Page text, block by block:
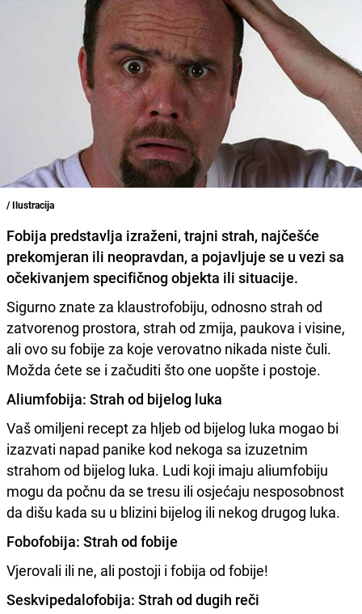
/ Ilustracija
Fobija predstavlja izraženi, trajni strah, najčešće
prekomjeran ili neopravdan, a pojavljuje se u vezi sa
očekivanjem specifičnog objekta ili situacije.
Sigurno znate za klaustrofobiju, odnosno strah od
zatvorenog prostora, strah od zmija, paukova i visine,
ali ovo su fobije za koje verovatno nikada niste čuli.
Možda ćete se i začuditi što one uopšte i postoje.
Aliumfobija: Strah od bijelog luka
Vaš omiljeni recept za hljeb od bijelog luka mogao bi
izazvati napad panike kod nekoga sa izuzetnim
strahom od bijelog luka. Ludi koji imaju aliumfobiju
mogu da počnu da se tresu ili osjećaju nesposobnost
da dišu kada su u blizini bijelog ili nekog drugog luka.
Fobofobija: Strah od fobije
Vjerovali ili ne, ali postoji i fobija od fobije!
Seskvipedalofobija: Strah od dugih reči